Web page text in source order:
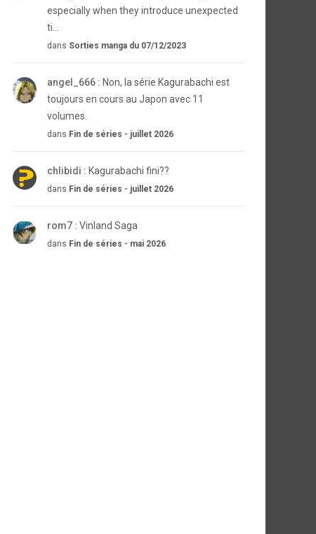
especially when they introduce unexpected
ti...
dans Sorties manga du 07/12/2023
angel_666 : Non, la série Kagurabachi est
toujours en cours au Japon avec 11
volumes.
dans Fin de séries - juillet 2026
chlibidi : Kagurabachi fini??
dans Fin de séries - juillet 2026
rom7 : Vinland Saga
dans Fin de séries - mai 2026